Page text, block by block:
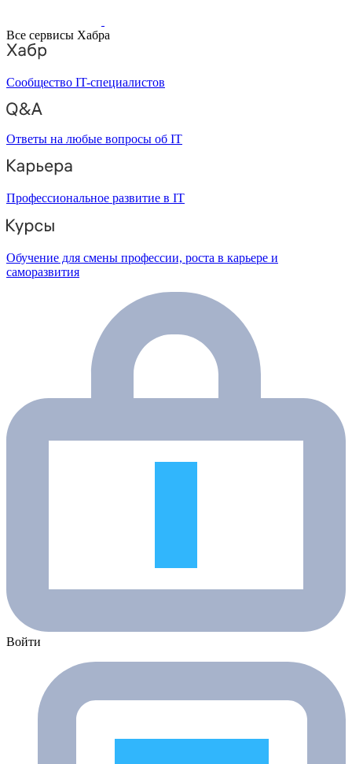
Все сервисы Хабра
Сообщество IT-специалистов
Ответы на любые вопросы об IT
Профессиональное развитие в IT
Обучение для смены профессии, роста в карьере и
саморазвития
Войти